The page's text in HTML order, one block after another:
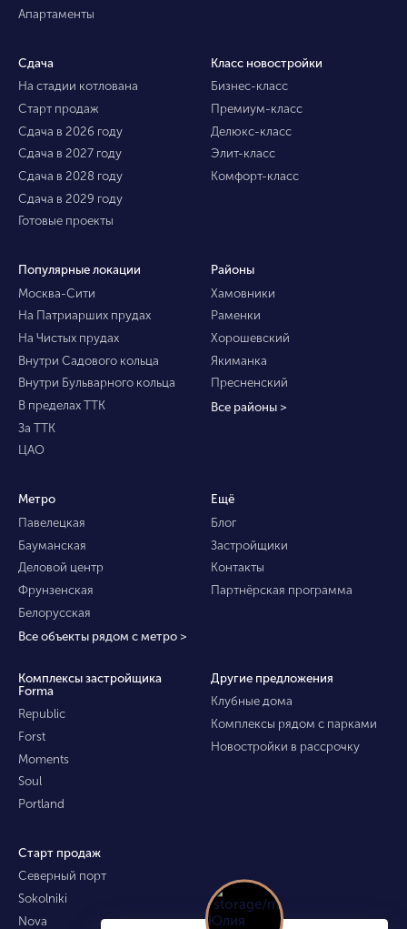
Апартаменты
Сдача
На стадии котлована
Старт продаж
Сдача в 2026 году
Сдача в 2027 году
Сдача в 2028 году
Сдача в 2029 году
Готовые проекты
Класс новостройки
Бизнес-класс
Премиум-класс
Делюкс-класс
Элит-класс
Комфорт-класс
Популярные локации
Москва-Сити
На Патриарших прудах
На Чистых прудах
Внутри Садового кольца
Внутри Бульварного кольца
В пределах ТТК
За ТТК
ЦАО
Районы
Хамовники
Раменки
Хорошевский
Якиманка
Пресненский
Все районы >
Метро
Павелецкая
Бауманская
Деловой центр
Фрунзенская
Белорусская
Все объекты рядом с метро >
Ещё
Блог
Застройщики
Контакты
Партнёрская программа
Комплексы застройщика
Forma
Republic
Forst
Moments
Soul
Portland
Другие предложения
Клубные дома
Комплексы рядом с парками
Новостройки в рассрочку
Старт продаж
Северный порт
Sokolniki
Nova